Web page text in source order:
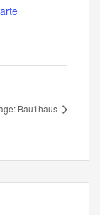
Bau1haus